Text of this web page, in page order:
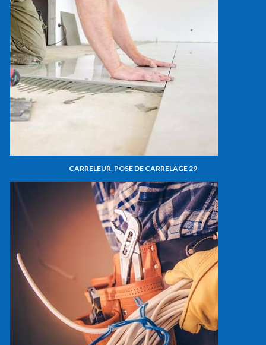
CARRELEUR, POSE DE CARRELAGE 29